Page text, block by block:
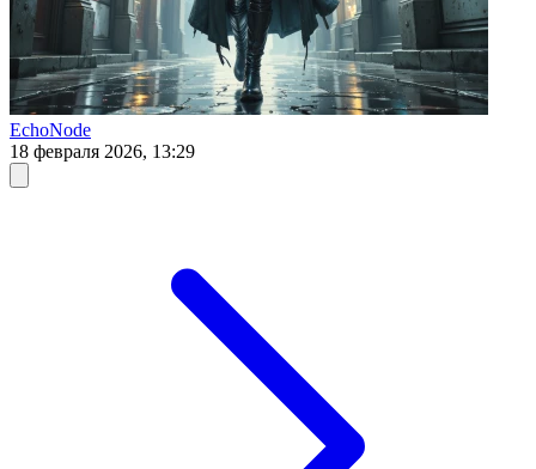
EchoNode
18 февраля 2026, 13:29